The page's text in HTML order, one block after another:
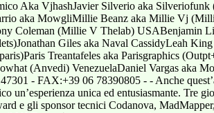
Aka VjhashJavier Silverio aka
aka MowgliMillie Beanz aka Millie Vj
Coleman (Millie V Thelab) USABenjamin
Giles aka Naval CassidyLeah
Treantafeles aka Parisgraphics
(Anvedi) VenezuelaDaniel Vargas aka
- FAX:+39 06 78390805 - - Anche
un’esperienza unica ed entusiasmante. Tre
e gli sponsor tecnici Codanova,